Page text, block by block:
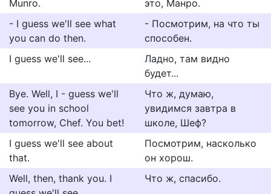
Munro.
это, Манро.
- I guess we'll see what
you can do then.
- Посмотрим, на что ты
способен.
I guess we'll see...
Ладно, там видно
будет...
Bye. Well, I - guess we'll
see you in school
tomorrow, Chef. You bet!
Что ж, думаю,
увидимся завтра в
школе, Шеф?
I guess we'll see about
that.
Посмотрим, насколько
он хорош.
Well, then, thank you. I
Что ж, спасибо.